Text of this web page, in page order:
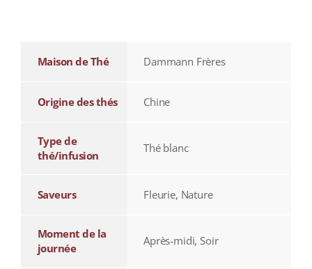
Maison de Thé Dammann Frères
Origine des thés Chine
Type de
thé/infusion
Thé blanc
Saveurs Fleurie, Nature
Moment de la
journée
Après-midi, Soir